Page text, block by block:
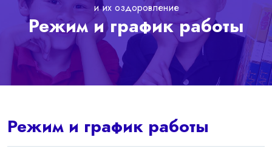
и их оздоровление
Режим и график работы
Режим и график работы